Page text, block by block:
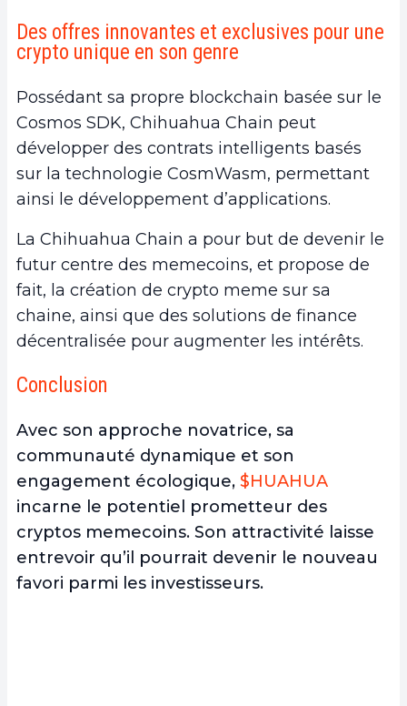
Des offres innovantes et exclusives pour une
crypto unique en son genre
Possédant sa propre blockchain basée sur le
Cosmos SDK, Chihuahua Chain peut
développer des contrats intelligents basés
sur la technologie CosmWasm, permettant
ainsi le développement d’applications.
La Chihuahua Chain a pour but de devenir le
futur centre des memecoins, et propose de
fait, la création de crypto meme sur sa
chaine, ainsi que des solutions de finance
décentralisée pour augmenter les intérêts.
Conclusion
Avec son approche novatrice, sa
communauté dynamique et son
engagement écologique, $HUAHUA
incarne le potentiel prometteur des
cryptos memecoins. Son attractivité laisse
entrevoir qu’il pourrait devenir le nouveau
favori parmi les investisseurs.